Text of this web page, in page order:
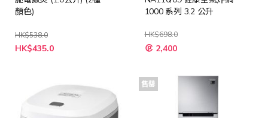
顏色)
HK$538.0
HK$435.0
1000 系列 3.2 公升
HK$698.0
特
殊 2,400
售罄